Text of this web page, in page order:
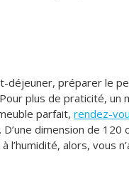
déjeuner, préparer le
plus de praticité, un
parfait, rendez-
dimension de 120
alors, vous